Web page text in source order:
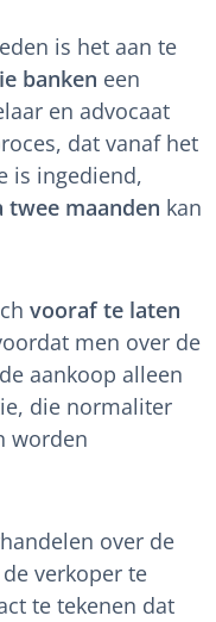
is het aan te
banken een
en advocaat
dat vanaf het
is ingediend,
maanden kan
vooraf te laten
men over de
aankoop alleen
die normaliter
worden
over de
verkoper te
te tekenen dat